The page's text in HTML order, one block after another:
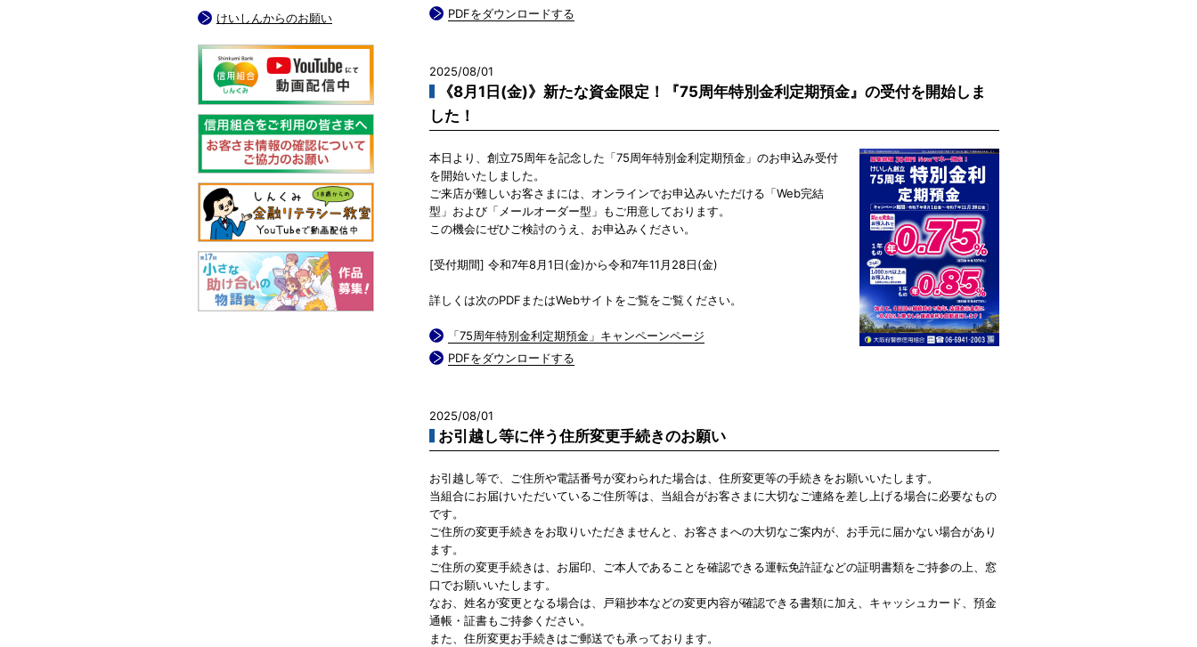
PDFをダウンロードする
2025/08/01
《8月1日(金)》新たな資金限定！『75周年特別金利定期預金』の受付を開始しま
した！
本日より、創立75周年を記念した「75周年特別金利定期預金」のお申込み受付
を開始いたしました。
ご来店が難しいお客さまには、オンラインでお申込みいただける「Web完結
型」および「メールオーダー型」もご用意しております。
この機会にぜひご検討のうえ、お申込みください。
[受付期間] 令和7年8月1日(金)から令和7年11月28日(金)
詳しくは次のPDFまたはWebサイトをご覧をご覧ください。
「75周年特別金利定期預金」キャンペーンページ
PDFをダウンロードする
2025/08/01
お引越し等に伴う住所変更手続きのお願い
お引越し等で、ご住所や電話番号が変わられた場合は、住所変更等の手続きをお願いいたします。
当組合にお届けいただいているご住所等は、当組合がお客さまに大切なご連絡を差し上げる場合に必要なもの
です。
ご住所の変更手続きをお取りいただきませんと、お客さまへの大切なご案内が、お手元に届かない場合があり
ます。
ご住所の変更手続きは、お届印、ご本人であることを確認できる運転免許証などの証明書類をご持参の上、窓
口でお願いいたします。
なお、姓名が変更となる場合は、戸籍抄本などの変更内容が確認できる書類に加え、キャッシュカード、預金
通帳・証書もご持参ください。
また、住所変更お手続きはご郵送でも承っております。
けいしんからのお願い